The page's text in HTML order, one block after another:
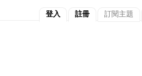
登入 註冊 訂閱主題